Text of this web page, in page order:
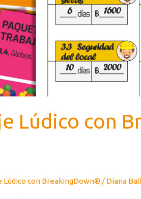
Lúdico con
Lúdico con BreakingDown® / Diana